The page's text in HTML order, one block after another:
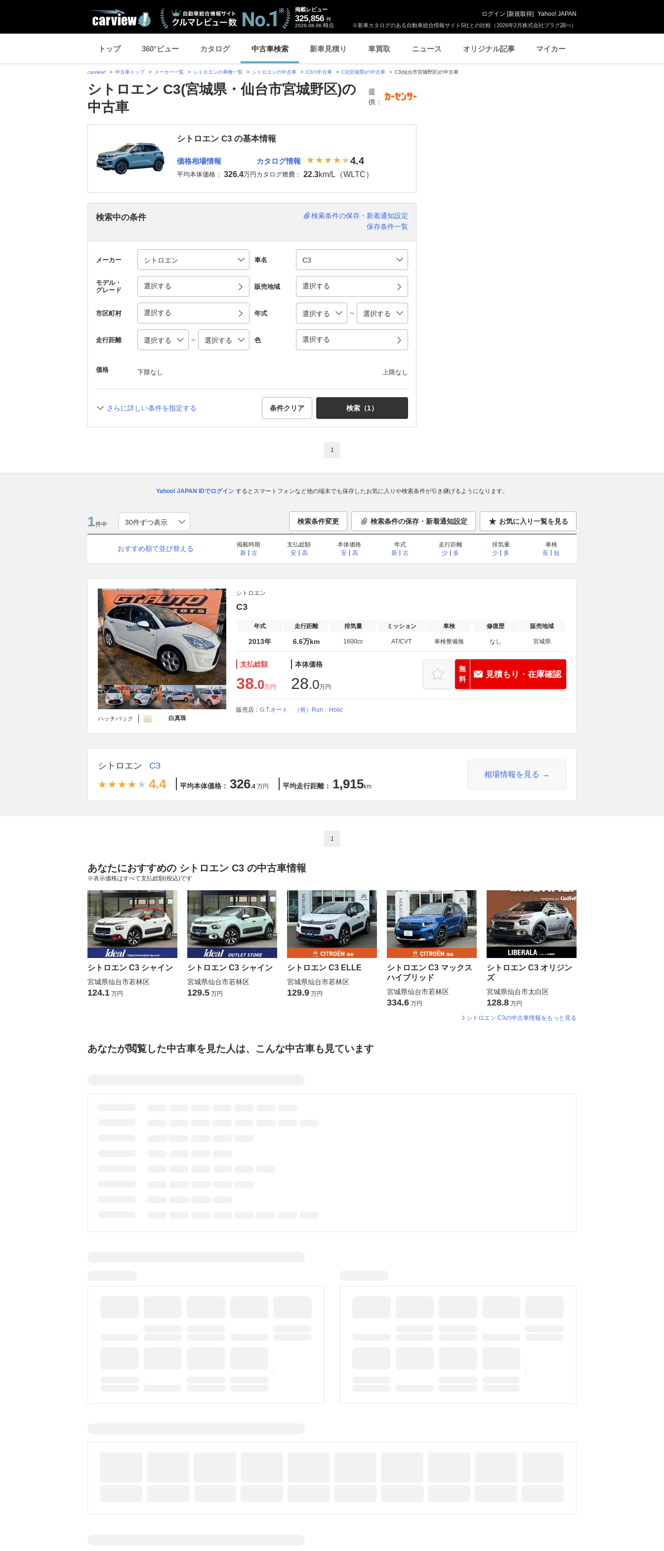
※新車カタログのある自動車総合情報サイト5社との比較（2026年2月株式会社プラグ調べ）
掲載レビュー
325,856 件
2026.08.06 時点
ログイン [新規取得] Yahoo! JAPAN
トップ 360°ビュー カタログ 中古車検索 新車見積り 車買取 ニュース オリジナル記事 マイカー
carview! 中古車トップ メーカー一覧 シトロエンの車種一覧 シトロエンの中古車 C3の中古車 C3(宮城県)の中古車 C3(仙台市宮城野区)の中古車
シトロエン C3(宮城県・仙台市宮城野区)の
中古車
提
供：
シトロエン C3 の基本情報
価格相場情報
平均本体価格： 326.4万円
カタログ情報 4.4
カタログ燃費： 22.3km/L（WLTC）
検索中の条件
検索条件の保存・新着通知設定
保存条件一覧
メーカー 車名
モデル・
グレード
選択する 販売地域 選択する
市区町村 選択する 年式 ～
走行距離 ～ 色 選択する
価格 下限なし 上限なし
さらに詳しい条件を指定する 条件クリア 検索（1）
1
Yahoo! JAPAN IDでログインするとスマートフォンなど他の端末でも保存したお気に入りや検索条件が引き継げるようになります。
1件中 検索条件変更 検索条件の保存・新着通知設定 お気に入り一覧を見る
おすすめ順で並び替える
掲載時期
新
古
支払総額
安
高
本体価格
安
高
年式
新
古
走行距離
少
多
排気量
少
多
車検
長
短
ハッチバック 白真珠
シトロエン
C3
年式 走行距離 排気量 ミッション 車検 修復歴 販売地域
2013年 6.6万km 1600cc AT/CVT 車検整備無 なし 宮城県
支払総額
38.0万円
本体価格
28.0万円
無
料
見積もり・在庫確認
販売店： G.T.オート （有）Run Holic
シトロエン C3
4.4 平均本体価格： 326.4 万円 平均走行距離： 1,915km
相場情報を見る
1
あなたにおすすめの シトロエン C3 の中古車情報
※表示価格はすべて支払総額(税込)です
シトロエン C3 シャイン
宮城県仙台市若林区
124.1 万円
シトロエン C3 シャイン
宮城県仙台市若林区
129.5 万円
シトロエン C3 ELLE
宮城県仙台市若林区
129.9 万円
シトロエン C3 マックス
ハイブリッド
宮城県仙台市若林区
334.6 万円
シトロエン C3 オリジン
ズ
宮城県仙台市太白区
128.8 万円
シトロエン C3の中古車情報をもっと見る
あなたが閲覧した中古車を見た人は、こんな中古車も見ています